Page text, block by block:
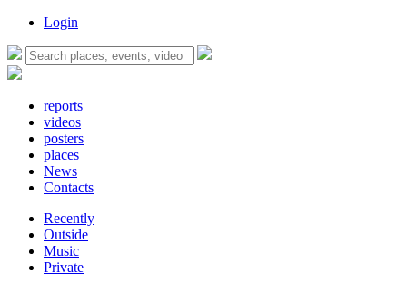
Login
reports
videos
posters
places
News
Contacts
Recently
Outside
Music
Private